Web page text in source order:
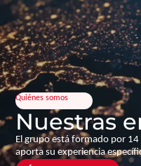
Quiénes somos
Nuestras
El grupo está formado por 14
aporta su experiencia